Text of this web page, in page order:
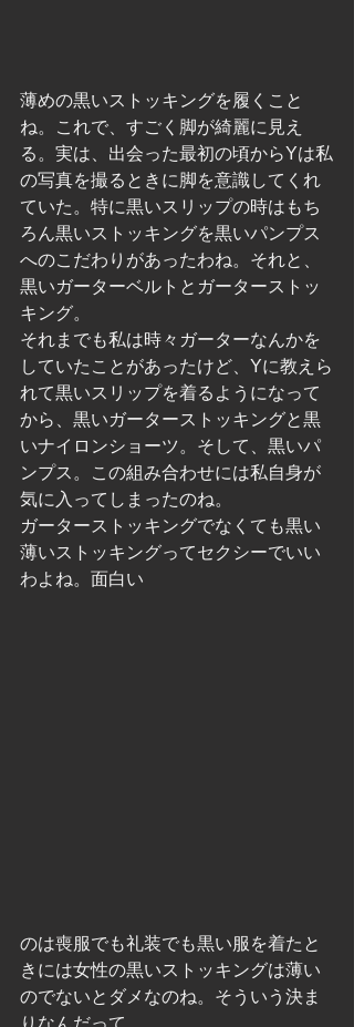
薄めの黒いストッキングを履くこと
ね。これで、すごく脚が綺麗に見え
る。実は、出会った最初の頃からYは私
の写真を撮るときに脚を意識してくれ
ていた。特に黒いスリップの時はもち
ろん黒いストッキングを黒いパンプス
へのこだわりがあったわね。それと、
黒いガーターベルトとガーターストッ
キング。
それまでも私は時々ガーターなんかを
していたことがあったけど、Yに教えら
れて黒いスリップを着るようになって
から、黒いガーターストッキングと黒
いナイロンショーツ。そして、黒いパ
ンプス。この組み合わせには私自身が
気に入ってしまったのね。
ガーターストッキングでなくても黒い
薄いストッキングってセクシーでいい
わよね。面白い
のは喪服でも礼装でも黒い服を着たと
きには女性の黒いストッキングは薄い
のでないとダメなのね。そういう決ま
りなんだって。